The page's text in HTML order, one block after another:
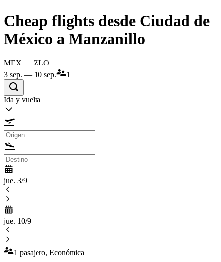
Cheap flights desde Ciudad de
México a Manzanillo
MEX — ZLO
3 sep. — 10 sep.
1
Ida y vuelta
jue. 3/9
jue. 10/9
1 pasajero, Económica